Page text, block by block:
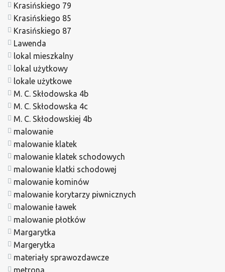
Krasińskiego 79
Krasińskiego 85
Krasińskiego 87
Lawenda
lokal mieszkalny
lokal użytkowy
lokale użytkowe
M. C. Skłodowska 4b
M. C. Skłodowska 4c
M. C. Skłodowskiej 4b
malowanie
malowanie klatek
malowanie klatek schodowych
malowanie klatki schodowej
malowanie kominów
malowanie korytarzy piwnicznych
malowanie ławek
malowanie płotków
Margarytka
Margerytka
materiały sprawozdawcze
metrona